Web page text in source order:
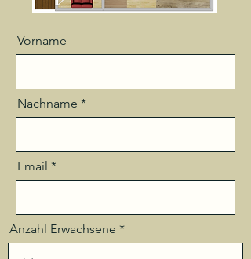
Vorname
Nachname
Email
Anzahl Erwachsene